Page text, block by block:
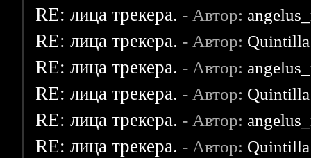
RE: лица трекера. - Автор:
RE: лица трекера. - Автор: Quintilla
RE: лица трекера. - Автор:
RE: лица трекера. - Автор: Quintilla
RE: лица трекера. - Автор:
RE: лица трекера. - Автор: Quintilla